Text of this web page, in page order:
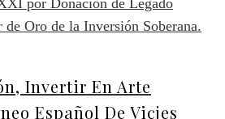
Invertir En Arte
Español De Vicjes